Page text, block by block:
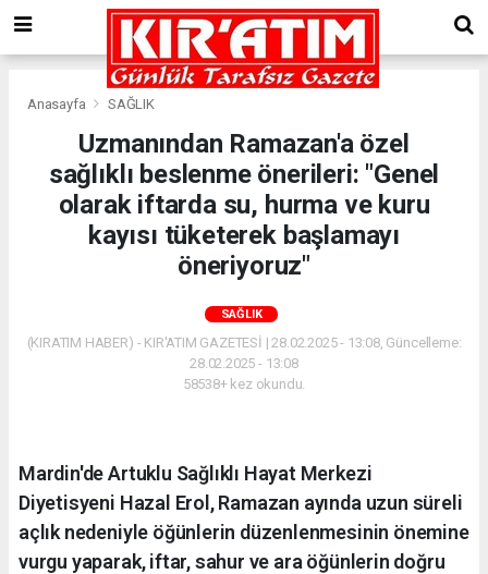
Anasayfa SAĞLIK
Uzmanından Ramazan'a özel
sağlıklı beslenme önerileri: "Genel
olarak iftarda su, hurma ve kuru
kayısı tüketerek başlamayı
öneriyoruz"
SAĞLIK
(KIRATIM HABER) - KIR'ATIM GAZETESİ | 28.02.2025 - 13:08, Güncelleme:
28.02.2025 - 13:08
58538+ kez okundu.
Mardin'de Artuklu Sağlıklı Hayat Merkezi
Diyetisyeni Hazal Erol, Ramazan ayında uzun süreli
açlık nedeniyle öğünlerin düzenlenmesinin önemine
vurgu yaparak, iftar, sahur ve ara öğünlerin doğru